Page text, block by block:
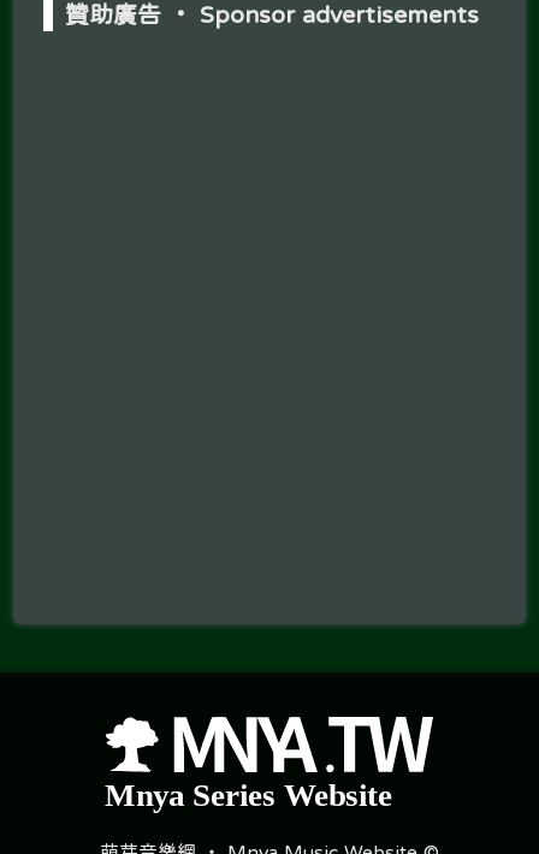
贊助廣告 ‧ Sponsor advertisements